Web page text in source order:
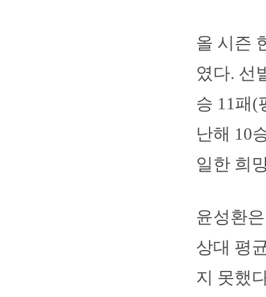
올 시즌
였다. 선
승 11패(
난해 10
일한 희
윤성환
상대 평
지 못했